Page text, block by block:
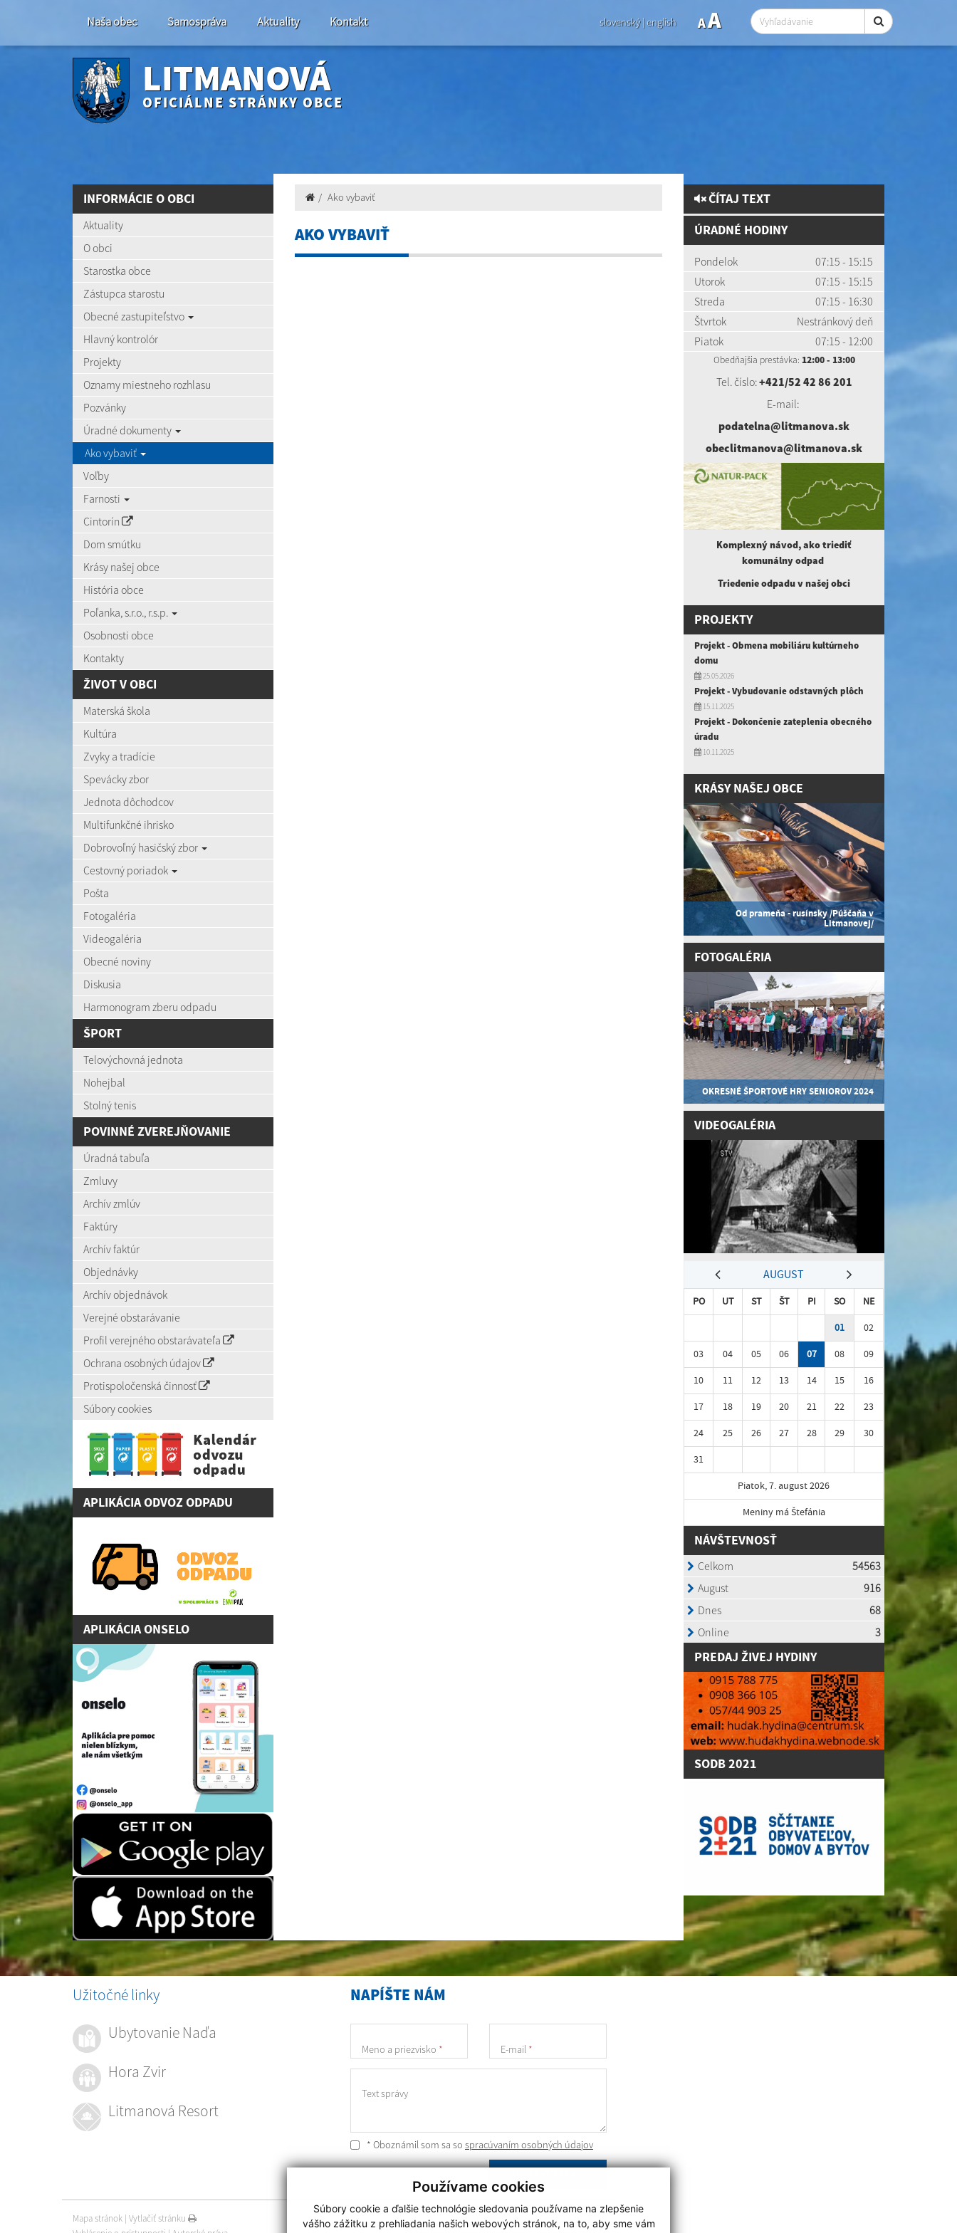
Používame cookies
Súbory cookie a ďalšie technológie sledovania používame na zlepšenie
vášho zážitku z prehliadania našich webových stránok, na to, aby sme vám
Naša obec Samospráva Aktuality Kontakt slovenský|english AA
LITMANOVÁ
OFICIÁLNE STRÁNKY OBCE
INFORMÁCIE O OBCI
Aktuality
O obci
Starostka obce
Zástupca starostu
Obecné zastupiteľstvo
Hlavný kontrolór
Projekty
Oznamy miestneho rozhlasu
Pozvánky
Úradné dokumenty
Ako vybaviť
Voľby
Farnosti
Cintorín
Dom smútku
Krásy našej obce
História obce
Poľanka, s.r.o., r.s.p.
Osobnosti obce
Kontakty
ŽIVOT V OBCI
Materská škola
Kultúra
Zvyky a tradície
Spevácky zbor
Jednota dôchodcov
Multifunkčné ihrisko
Dobrovoľný hasičský zbor
Cestovný poriadok
Pošta
Fotogaléria
Videogaléria
Obecné noviny
Diskusia
Harmonogram zberu odpadu
ŠPORT
Telovýchovná jednota
Nohejbal
Stolný tenis
POVINNÉ ZVEREJŇOVANIE
Úradná tabuľa
Zmluvy
Archív zmlúv
Faktúry
Archív faktúr
Objednávky
Archív objednávok
Verejné obstarávanie
Profil verejného obstarávateľa
Ochrana osobných údajov
Protispoločenská činnosť
Súbory cookies
APLIKÁCIA ODVOZ ODPADU
APLIKÁCIA ONSELO
Ako vybaviť
AKO VYBAVIŤ
ČÍTAJ TEXT
ÚRADNÉ HODINY
Pondelok
07:15 - 15:15
Utorok
07:15 - 15:15
Streda
07:15 - 16:30
Štvrtok
Nestránkový deň
Piatok
07:15 - 12:00
Obedňajšia prestávka: 12:00 - 13:00
Tel. číslo:+421/52 42 86 201
E-mail:
podatelna@litmanova.sk
obeclitmanova@litmanova.sk
Komplexný návod, ako triediť
komunálnyodpad
Triedenie odpadu v našej obci
PROJEKTY
Projekt - Obmena mobiliáru kultúrneho
domu
25.05.2026
Projekt - Vybudovanie odstavných plôch
15.11.2025
Projekt - Dokončenie zateplenia obecného
úradu
10.11.2025
KRÁSY NAŠEJ OBCE
Od prameňa - rusínsky /Púščaňa v
Litmanovej/
FOTOGALÉRIA
OKRESNÉ ŠPORTOVÉ HRY SENIOROV 2024
VIDEOGALÉRIA
AUGUST
PO UT ST ŠT PI SO
NE
01
02
03
04 05 06 07 08
09
10
11 12 13 14 15
16
17
18 19 20 21 22
23
24
25 26 27 28 29
30
31
Piatok, 7. august 2026
Meniny má Štefánia
NÁVŠTEVNOSŤ
PREDAJ ŽIVEJ HYDINY
SODB 2021
NAPÍŠTE NÁM
Meno a priezvisko * E-mail *
Text správy
* Oboznámil som sa so spracúvaním osobných údajov
Užitočné linky
Ubytovanie Naďa
Hora Zvir
Litmanová Resort
Posledná aktualizácia:
24.07.2026
Mapa stránok | Vytlačiť stránku